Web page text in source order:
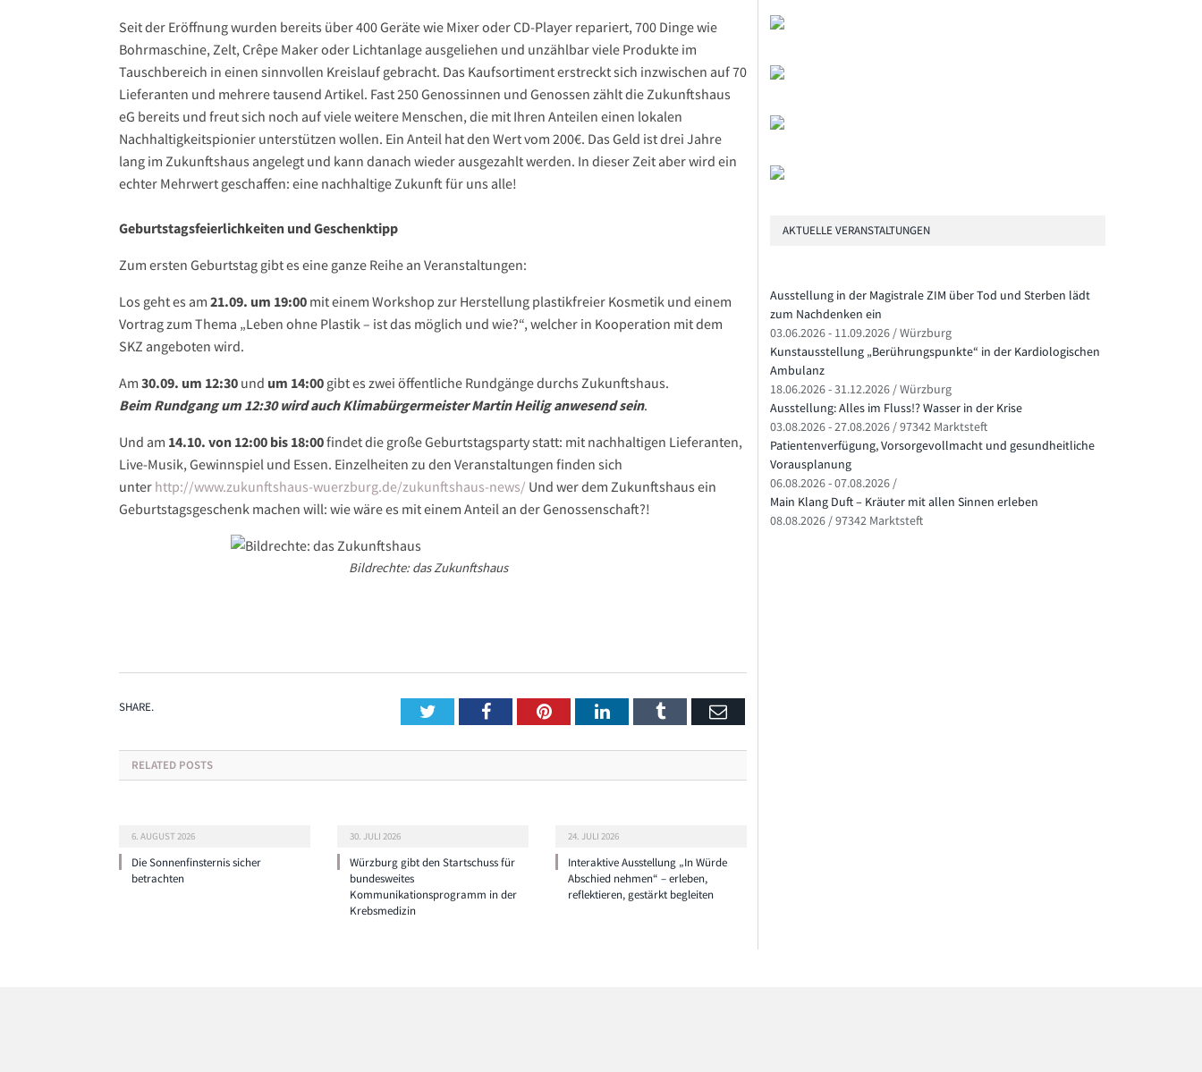
Seit der Eröffnung wurden bereits über 400 Geräte wie Mixer oder CD-Player repariert, 700 Dinge wie
Bohrmaschine, Zelt, Crêpe Maker oder Lichtanlage ausgeliehen und unzählbar viele Produkte im
Tauschbereich in einen sinnvollen Kreislauf gebracht. Das Kaufsortiment erstreckt sich inzwischen auf 70
Lieferanten und mehrere tausend Artikel. Fast 250 Genossinnen und Genossen zählt die Zukunftshaus
eG bereits und freut sich noch auf viele weitere Menschen, die mit Ihren Anteilen einen lokalen
Nachhaltigkeitspionier unterstützen wollen. Ein Anteil hat den Wert vom 200€. Das Geld ist drei Jahre
lang im Zukunftshaus angelegt und kann danach wieder ausgezahlt werden. In dieser Zeit aber wird ein
echter Mehrwert geschaffen: eine nachhaltige Zukunft für uns alle!
Geburtstagsfeierlichkeiten und Geschenktipp
Zum ersten Geburtstag gibt es eine ganze Reihe an Veranstaltungen:
Los geht es am 21.09. um 19:00 mit einem Workshop zur Herstellung plastikfreier Kosmetik und einem
Vortrag zum Thema „Leben ohne Plastik – ist das möglich und wie?“, welcher in Kooperation mit dem
SKZ angeboten wird.
Am 30.09. um 12:30 und um 14:00 gibt es zwei öffentliche Rundgänge durchs Zukunftshaus.
Beim Rundgang um 12:30 wird auch Klimabürgermeister Martin Heilig anwesend sein.
Und am 14.10. von 12:00 bis 18:00findet die große Geburtstagsparty statt: mit nachhaltigen Lieferanten,
Live-Musik, Gewinnspiel und Essen. Einzelheiten zu den Veranstaltungen finden sich
unter http://www.zukunftshaus-wuerzburg.de/zukunftshaus-news/ Und wer dem Zukunftshaus ein
Geburtstagsgeschenk machen will: wie wäre es mit einem Anteil an der Genossenschaft?!
Bildrechte: das Zukunftshaus
SHARE. TwitterFacebookPinterestLinkedInTumblr Email
RELATED POSTS
6. AUGUST 2026
Die Sonnenfinsternis sicher
betrachten
30. JULI 2026
Würzburg gibt den Startschuss für
bundesweites
Kommunikationsprogramm in der
Krebsmedizin
24. JULI 2026
Interaktive Ausstellung „In Würde
Abschied nehmen“ – erleben,
reflektieren, gestärkt begleiten
AKTUELLE VERANSTALTUNGEN
Ausstellung in der Magistrale ZIM über Tod und Sterben lädt
zum Nachdenken ein
03.06.2026 - 11.09.2026 / Würzburg
Kunstausstellung „Berührungspunkte“ in der Kardiologischen
Ambulanz
18.06.2026 - 31.12.2026 / Würzburg
Ausstellung: Alles im Fluss!? Wasser in der Krise
03.08.2026 - 27.08.2026 / 97342 Marktsteft
Patientenverfügung, Vorsorgevollmacht und gesundheitliche
Vorausplanung
06.08.2026 - 07.08.2026 /
Main Klang Duft – Kräuter mit allen Sinnen erleben
08.08.2026 / 97342 Marktsteft